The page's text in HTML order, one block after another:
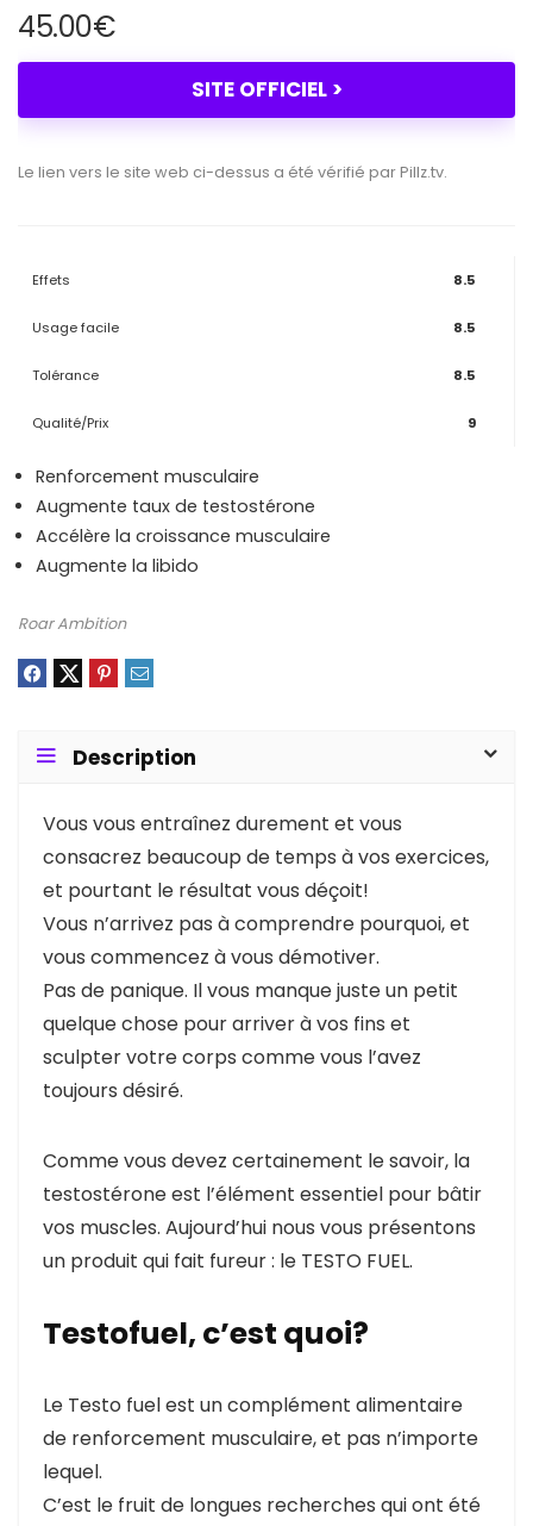
45.00€
SITE OFFICIEL >
Le lien vers le site web ci-dessus a été vérifié par Pillz.tv.
Effets 8.5
Usage facile 8.5
Tolérance 8.5
Qualité/Prix 9
Renforcement musculaire
Augmente taux de testostérone
Accélère la croissance musculaire
Augmente la libido
Roar Ambition
Description
Vous vous entraînez durement et vous
consacrez beaucoup de temps à vos exercices,
et pourtant le résultat vous déçoit!
Vous n’arrivez pas à comprendre pourquoi, et
vous commencez à vous démotiver.
Pas de panique. Il vous manque juste un petit
quelque chose pour arriver à vos fins et
sculpter votre corps comme vous l’avez
toujours désiré.
Comme vous devez certainement le savoir, la
testostérone est l’élément essentiel pour bâtir
vos muscles. Aujourd’hui nous vous présentons
un produit qui fait fureur : le TESTO FUEL.
Testofuel, c’est quoi?
Le Testo fuel est un complément alimentaire
de renforcement musculaire, et pas n’importe
lequel.
C’est le fruit de longues recherches qui ont été